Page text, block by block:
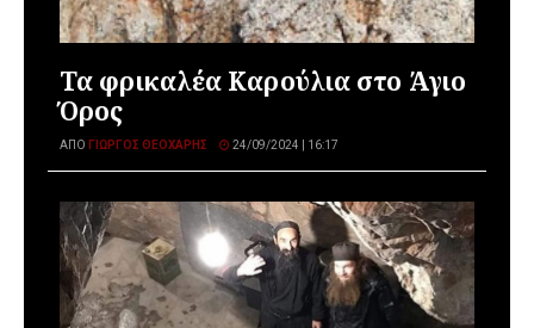
Τα φρικαλέα Καρούλια στο Άγιο
Όρος
ΑΠΌ ΓΙΏΡΓΟΣ ΘΕΟΧΆΡΗΣ 24/09/2024 | 16:17